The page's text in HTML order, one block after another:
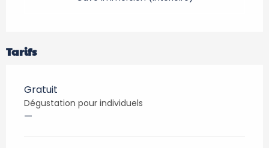
Tarifs
Gratuit
Dégustation pour individuels
—